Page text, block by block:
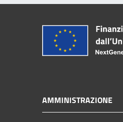
AMMINISTRAZIONE